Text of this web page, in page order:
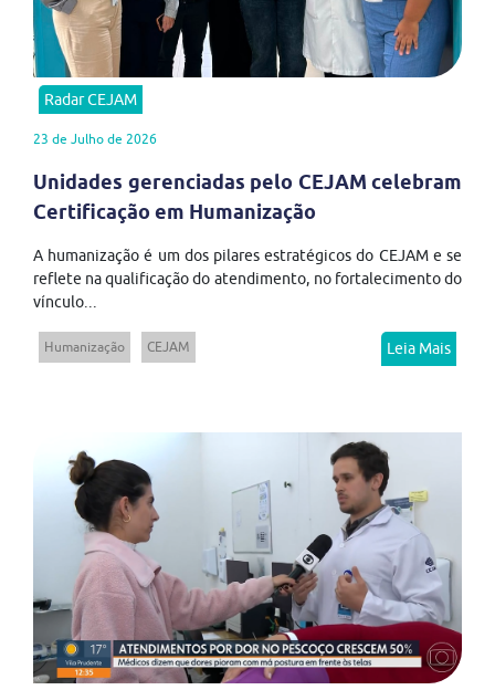
Radar CEJAM
23 de Julho de 2026
Unidades gerenciadas pelo CEJAM celebram
Certificação em Humanização
A humanização é um dos pilares estratégicos do CEJAM e se
reflete na qualificação do atendimento, no fortalecimento do
vínculo...
Humanização CEJAM Leia Mais